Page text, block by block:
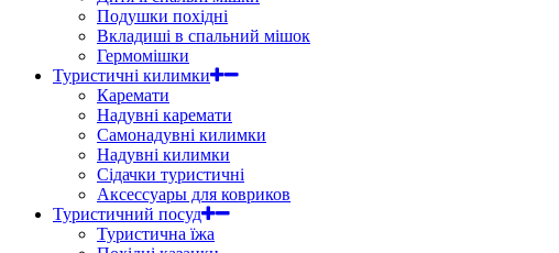
Подушки похідні
Вкладиші в спальний мішок
Гермомішки
Туристичні килимки
Каремати
Надувні каремати
Самонадувні килимки
Надувні килимки
Сідачки туристичні
Аксессуары для ковриков
Туристичний посуд
Туристична їжа